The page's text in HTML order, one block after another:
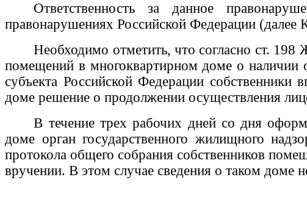
Ответственность за данное
правонарушениях Российской Федерации
Необходимо отметить, что согласно ст.
помещений в многоквартирном доме о наличии
субъекта Российской Федерации
доме решение о продолжении осуществления
В течение трех рабочих дней со дня
доме орган государственного жилищного
протокола общего собрания собственников
вручении. В этом случае сведения о таком доме